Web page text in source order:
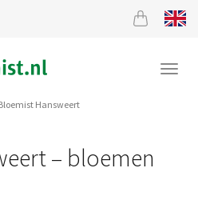
Hansweert
– bloemen